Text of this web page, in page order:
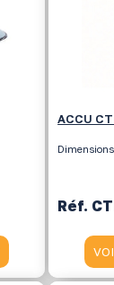
ACCU
Réf.